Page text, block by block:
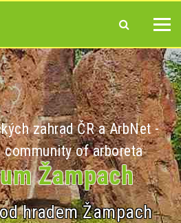
zahrad ČR a ArbNet -
community of arboreta
Žampach
hradem Žampach